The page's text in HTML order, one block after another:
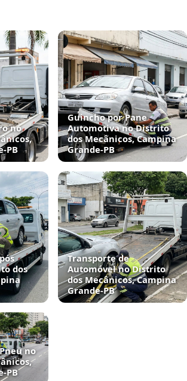
no
Guincho por Pane
Automotiva no Distrito
dos Mecânicos, Campina
Grande‑PB
dos
Transporte de
Automóvel no Distrito
dos Mecânicos, Campina
Grande‑PB
no